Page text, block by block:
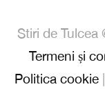
Stiri de Tulcea
Termeni și
Politica cookie